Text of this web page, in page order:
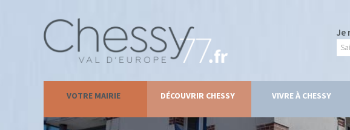
Je
VOTRE MAIRIE DÉCOUVRIR CHESSY VIVRE À CHESSY